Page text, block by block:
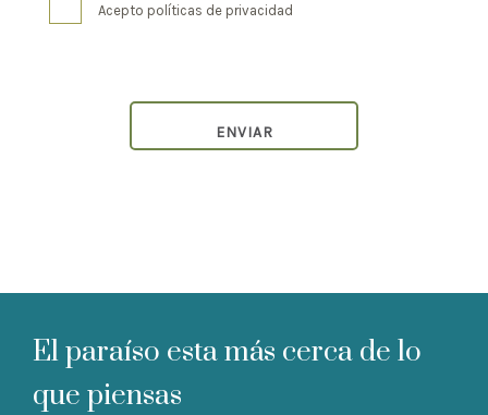
Acepto políticas de privacidad
El paraíso esta más cerca de lo
que piensas